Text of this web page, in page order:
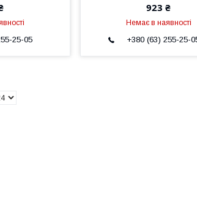
25-05
923 ₴
Немає в наявності
+380 (63) 255-25-